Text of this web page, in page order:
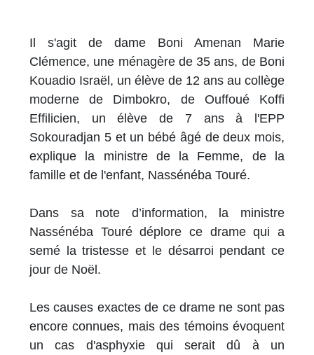
Il s'agit de dame Boni Amenan Marie
Clémence, une ménagère de 35 ans, de Boni
Kouadio Israël, un élève de 12 ans au collège
moderne de Dimbokro, de Ouffoué Koffi
Effilicien, un élève de 7 ans à l'EPP
Sokouradjan 5 et un bébé âgé de deux mois,
explique la ministre de la Femme, de la
famille et de l'enfant, Nassénéba Touré.
Dans sa note d’information, la ministre
Nassénéba Touré déplore ce drame qui a
semé la tristesse et le désarroi pendant ce
jour de Noël.
Les causes exactes de ce drame ne sont pas
encore connues, mais des témoins évoquent
un cas d'asphyxie qui serait dû à un